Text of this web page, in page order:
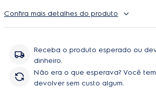
podem ser feitos quantos reparos forem
peças e serviço, sem você se preoupar
Confira mais detalhes do produto
Receba o produto esperado ou
dinheiro.
Não era o que esperava? Você
devolver sem custo algum.